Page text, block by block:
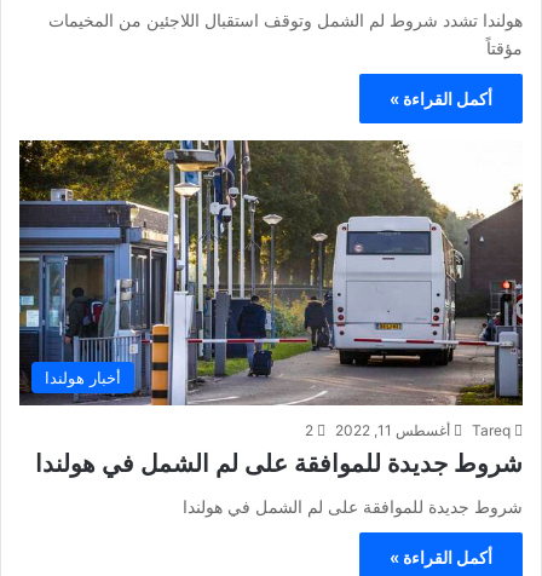
هولندا تشدد شروط لم الشمل وتوقف استقبال اللاجئين من المخيمات
مؤقتاً
أكمل القراءة »
أخبار هولندا
Tareq أغسطس 11, 2022 2
شروط جديدة للموافقة على لم الشمل في هولندا
شروط جديدة للموافقة على لم الشمل في هولندا
أكمل القراءة »